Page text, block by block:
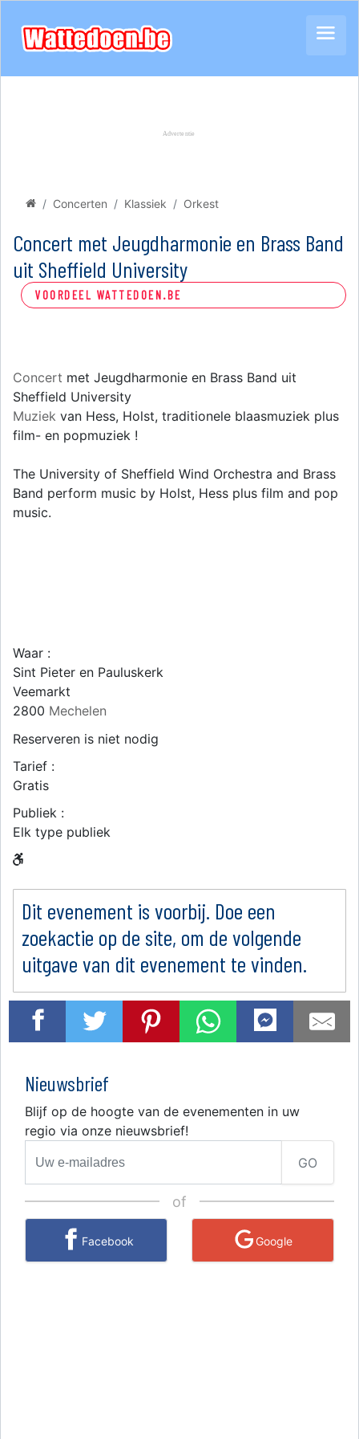
Concerten Klassiek Orkest
Concert met Jeugdharmonie en Brass Band
uit Sheffield University
VOORDEEL WATTEDOEN.BE
Concert met Jeugdharmonie en Brass Band uit
Sheffield University
Muziek van Hess, Holst, traditionele blaasmuziek plus
film- en popmuziek !
The University of Sheffield Wind Orchestra and Brass
Band perform music by Holst, Hess plus film and pop
music.
Waar :
Sint Pieter en Pauluskerk
Veemarkt
2800 Mechelen
Reserveren is niet nodig
Tarief :
Gratis
Publiek :
Elk type publiek
Dit evenement is voorbij. Doe een
zoekactie op de site, om de volgende
uitgave van dit evenement te vinden.
Nieuwsbrief
Blijf op de hoogte van de evenementen in uw
regio via onze nieuwsbrief!
GO
of
Facebook Google